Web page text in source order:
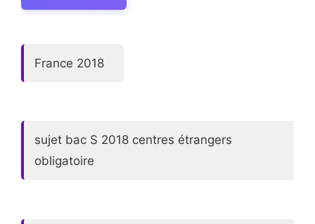
France 2018
sujet bac S 2018 centres étrangers
obligatoire